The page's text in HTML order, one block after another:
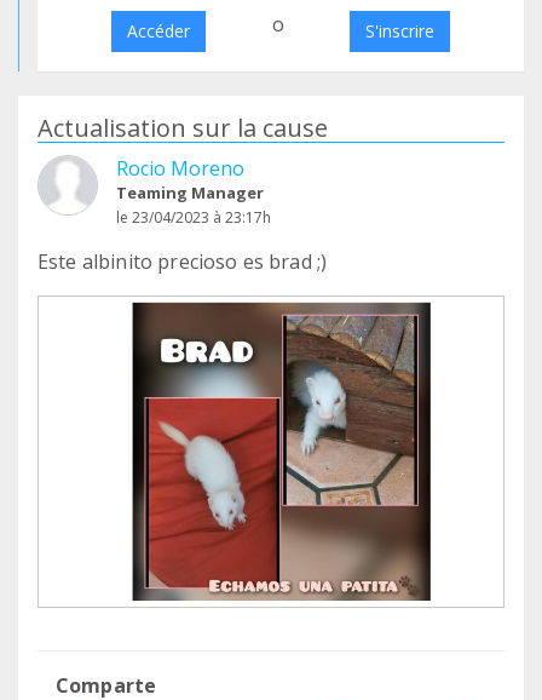
Accéder o S'inscrire
Actualisation sur la cause
Rocio Moreno
Teaming Manager
le 23/04/2023 à 23:17h
Este albinito precioso es brad ;)
Comparte